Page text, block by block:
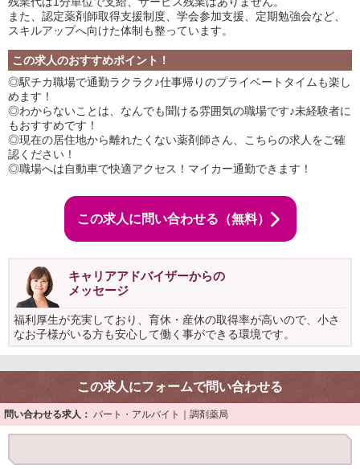
また、認定薬剤師取得支援制度、学会参加支援、定期勉強会など、
スキルアップへ向けた体制も整っています。
この求人のおすすめポイント！
◎駅チカ職場で通勤ラクラク♪仕事帰りのプライベートタイムも楽し
めます！
◎わからないことは、なんでも聞ける雰囲気の職場です♪未経験者に
もおすすめです！
◎現在の居住地から離れたくない薬剤師さん、こちらの求人をご確
認ください！
◎職場へは自動車で快適アクセス！マイカー通勤できます！
この求人に問い合わせる（無料）
キャリアアドバイザーからの
メッセージ
福利厚生が充実しており、育休・産休の取得率が高いので、小さ
なお子様がいる方も安心して働く事ができる環境です。
この求人にフォームで問い合わせる
問い合わせる求人： パート・アルバイト｜調剤薬局